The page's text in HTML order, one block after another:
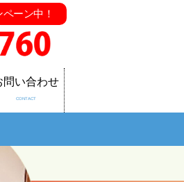
ーン中！
問い合わせ
CONTACT